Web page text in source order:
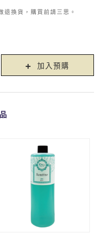
換貨，購買前請三思。
加入預購